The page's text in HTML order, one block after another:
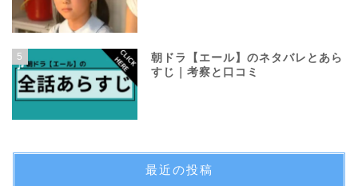
5
朝ドラ【エール】のネタバレとあら
すじ｜考察と口コミ
最近の投稿